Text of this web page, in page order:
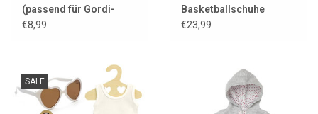
(passend für Gordi-
Puppen und Miniland-
€8,99
Basketballschuhe
Komvers weiß für Gordi
€23,99
SALE